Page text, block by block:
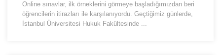
Online sınavlar, ilk örneklerini görmeye başladığımızdan beri
öğrencilerin itirazları ile karşılanıyordu. Geçtiğimiz günlerde,
İstanbul Üniversitesi Hukuk Fakültesinde ...